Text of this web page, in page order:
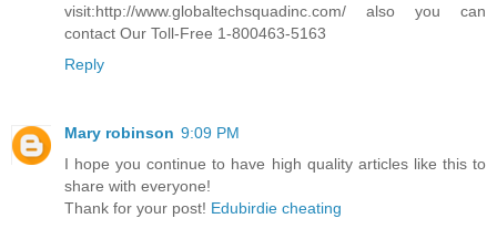
visit:http://www.globaltechsquadinc.com/ also you can
contact Our Toll-Free 1-800463-5163
Reply
Mary robinson 9:09 PM
I hope you continue to have high quality articles like this to
share with everyone!
Thank for your post! Edubirdie cheating